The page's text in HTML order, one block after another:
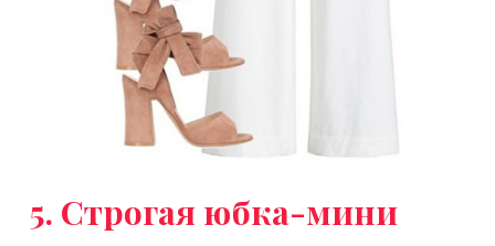
5. Строгая юбка-мини